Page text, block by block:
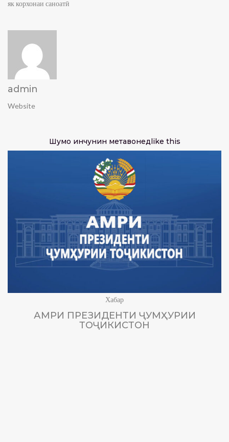
як корхонаи саноатӣ
admin
Website
Шумо инчунин метавонедlike this
Хабар
АМРИ ПРЕЗИДЕНТИ ҶУМҲУРИИ
ТОҶИКИСТОН